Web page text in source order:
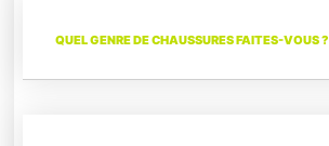
QUEL GENRE DE CHAUSSURES FAITES-VOUS ?